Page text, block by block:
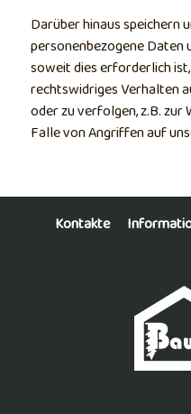
Darüber hinaus speichern
personenbezogene
soweit dies erforderlich
rechtswidriges Verhalten
oder zu verfolgen, z.B.
Falle von Angriffen auf
Kontakte